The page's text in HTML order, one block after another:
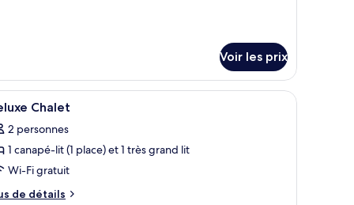
Voir les prix
deux tables de chevet avec des lampes, une chaise, un bureau et un miroir.
Minibar, coffres-forts dans les chambres,
6 Chalet
2 personnes
1 canapé-lit (1 place) et 1 très grand lit
Wi-Fi gratuit
de détails